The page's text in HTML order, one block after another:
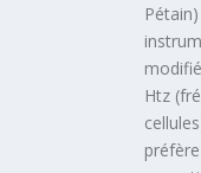
Htz